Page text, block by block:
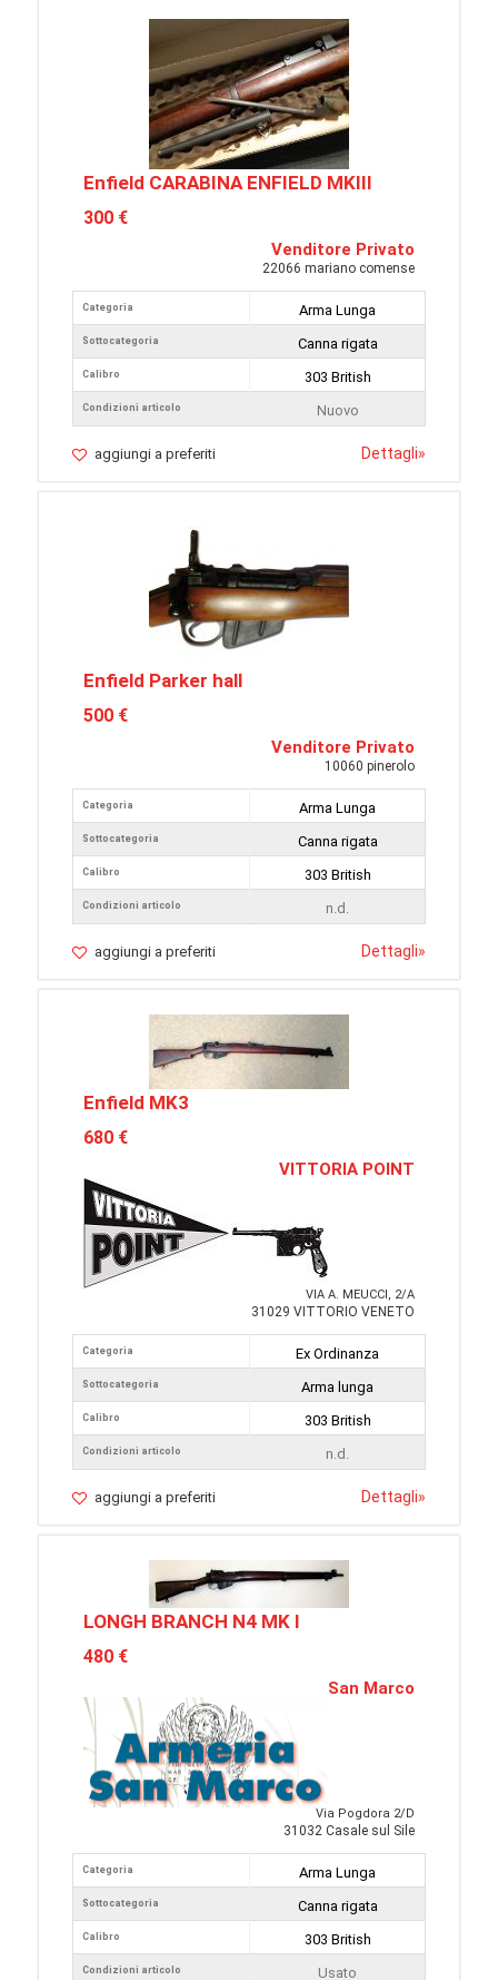
Enfield CARABINA ENFIELD MKIII
300 €
Venditore Privato
22066 mariano comense
Categoria
Sottocategoria
Calibro
Condizioni articolo
Arma Lunga
Canna rigata
303 British
Nuovo
aggiungi a preferiti Dettagli»
Enfield Parker hall
500 €
Venditore Privato
10060 pinerolo
Categoria
Sottocategoria
Calibro
Condizioni articolo
Arma Lunga
Canna rigata
303 British
n.d.
aggiungi a preferiti Dettagli»
Enfield MK3
680 €
VITTORIA POINT
VIA A. MEUCCI, 2/A
31029 VITTORIO VENETO
Categoria
Sottocategoria
Calibro
Condizioni articolo
Ex Ordinanza
Arma lunga
303 British
n.d.
aggiungi a preferiti Dettagli»
LONGH BRANCH N4 MK I
480 €
San Marco
Via Pogdora 2/D
31032 Casale sul Sile
Categoria
Sottocategoria
Calibro
Condizioni articolo
Arma Lunga
Canna rigata
303 British
Usato